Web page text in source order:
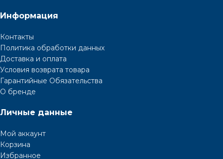
Информация
Контакты
Политика обработки данных
Доставка и оплата
Условия возврата товара
Гарантийные Обязательства
О бренде
Личные данные
Мой аккаунт
Корзина
Избранное